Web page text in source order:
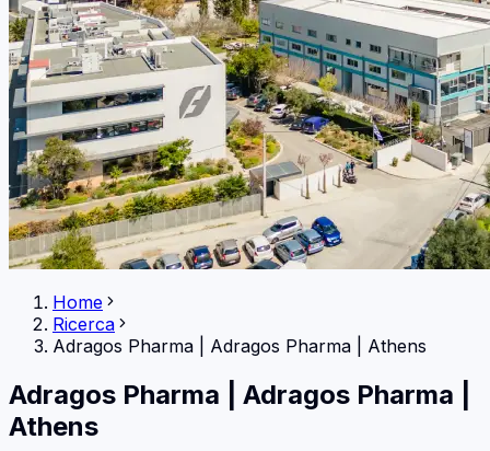
Home
Ricerca
Adragos Pharma
Adragos Pharma | Athens
Adragos Pharma
Adragos Pharma |
Athens